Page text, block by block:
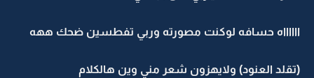
ااااااه حسافه لوكنت مصورته وربي تفطسين ضحك ههه
(تقلد العنود) ولايهزون شعر مني وين هالكلام